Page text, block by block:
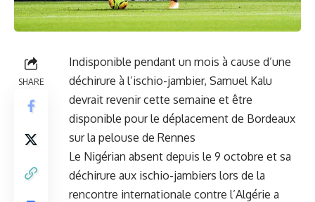
SHARE
Indisponible pendant un mois à cause d’une
déchirure à l’ischio-jambier, Samuel Kalu
devrait revenir cette semaine et être
disponible pour le déplacement de Bordeaux
sur la pelouse de Rennes
Le Nigérian absent depuis le 9 octobre et sa
déchirure aux ischio-jambiers lors de la
rencontre internationale contre l’Algérie a